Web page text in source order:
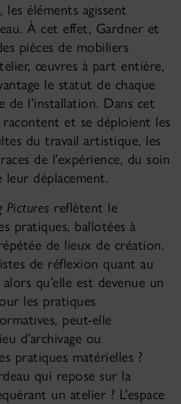
éléments agissent
À cet effet, Gardner et
pièces de mobiliers
œuvres à part entière,
le statut de chaque
de l’installation. Dans cet
racontent et se déploient les
du travail artistique, les
de l’expérience, du soin
déplacement.
Pictures reflètent le
pratiques, ballotées à
de lieux de création.
de réflexion quant au
qu’elle est devenue un
les pratiques
peut-elle
d’archivage ou
pratiques matérielles ?
qui repose sur la
un atelier ? L’espace